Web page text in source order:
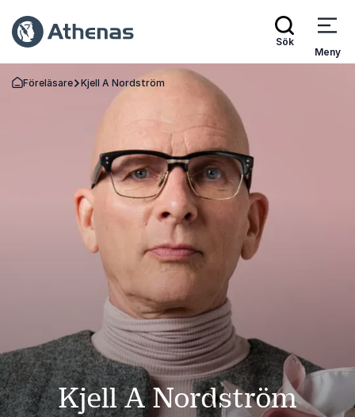
Sök
Meny
Gå tillbaka till startsidan
Föreläsare Kjell A Nordström
Kjell A Nordström